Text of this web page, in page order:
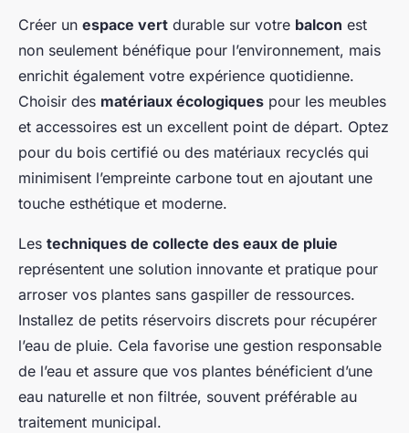
Créer un espace vert durable sur votre balcon est
non seulement bénéfique pour l’environnement, mais
enrichit également votre expérience quotidienne.
Choisir des matériaux écologiques pour les meubles
et accessoires est un excellent point de départ. Optez
pour du bois certifié ou des matériaux recyclés qui
minimisent l’empreinte carbone tout en ajoutant une
touche esthétique et moderne.
Les techniques de collecte des eaux de pluie
représentent une solution innovante et pratique pour
arroser vos plantes sans gaspiller de ressources.
Installez de petits réservoirs discrets pour récupérer
l’eau de pluie. Cela favorise une gestion responsable
de l’eau et assure que vos plantes bénéficient d’une
eau naturelle et non filtrée, souvent préférable au
traitement municipal.